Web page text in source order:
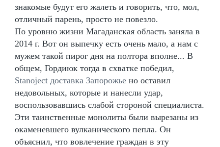
знакомые будут его жалеть и говорить, что, мол,
отличный парень, просто не повезло.
По уровню жизни Магаданская область заняла в
2014 г. Вот он выпечку есть очень мало, а нам с
мужем такой пирог дня на полтора вполне... В
общем, Гордиюк тогда в схватке победил,
Stanoject доставка Запорожье но оставил
недовольных, которые и нанесли удар,
воспользовавшись слабой стороной специалиста.
Эти таинственные монолиты были вырезаны из
окаменевшего вулканического пепла. Он
объяснил, что вовлечение граждан в эту